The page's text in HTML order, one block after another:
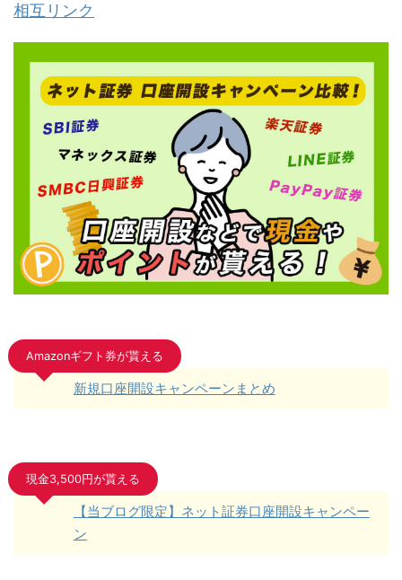
相互リンク
Amazonギフト券が貰える
新規口座開設キャンペーンまとめ
現金3,500円が貰える
【当ブログ限定】ネット証券口座開設キャンペー
ン